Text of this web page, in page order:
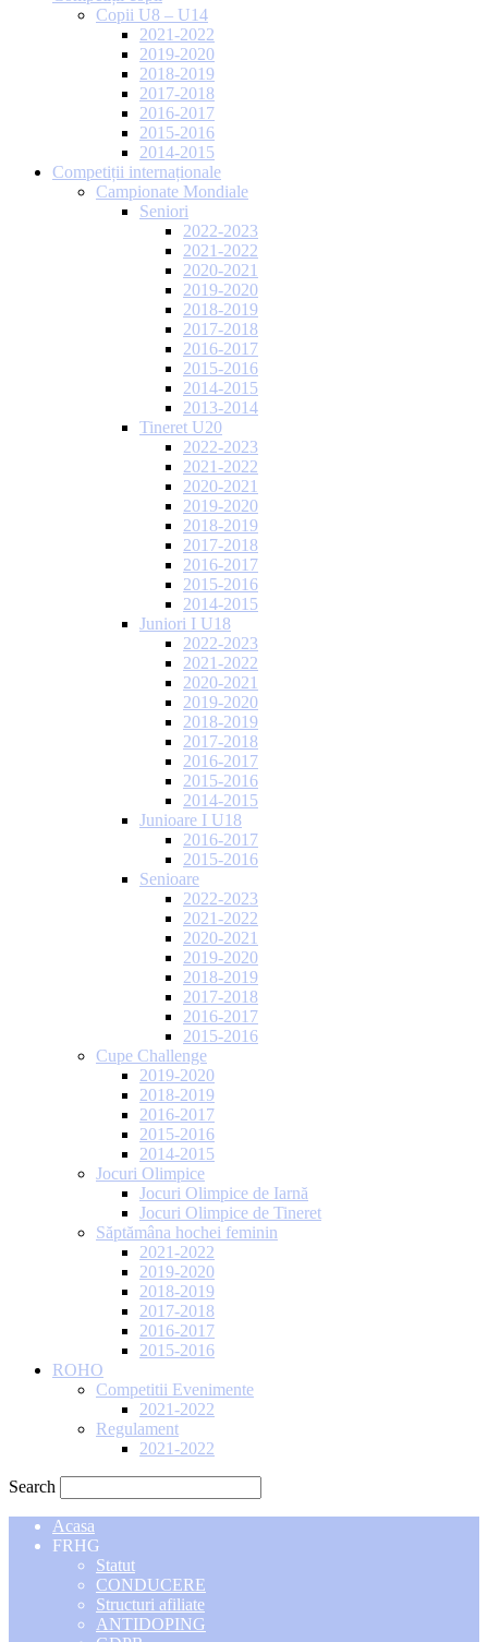
Copii U8 – U14
2021-2022
2019-2020
2018-2019
2017-2018
2016-2017
2015-2016
2014-2015
Competiții internaționale
Campionate Mondiale
Seniori
2022-2023
2021-2022
2020-2021
2019-2020
2018-2019
2017-2018
2016-2017
2015-2016
2014-2015
2013-2014
Tineret U20
2022-2023
2021-2022
2020-2021
2019-2020
2018-2019
2017-2018
2016-2017
2015-2016
2014-2015
Juniori I U18
2022-2023
2021-2022
2020-2021
2019-2020
2018-2019
2017-2018
2016-2017
2015-2016
2014-2015
Junioare I U18
2016-2017
2015-2016
Senioare
2022-2023
2021-2022
2020-2021
2019-2020
2018-2019
2017-2018
2016-2017
2015-2016
Cupe Challenge
2019-2020
2018-2019
2016-2017
2015-2016
2014-2015
Jocuri Olimpice
Jocuri Olimpice de Iarnă
Jocuri Olimpice de Tineret
Săptămâna hochei feminin
2021-2022
2019-2020
2018-2019
2017-2018
2016-2017
2015-2016
ROHO
Competitii Evenimente
2021-2022
Regulament
2021-2022
Search
Acasa
FRHG
Statut
CONDUCERE
Structuri afiliate
ANTIDOPING